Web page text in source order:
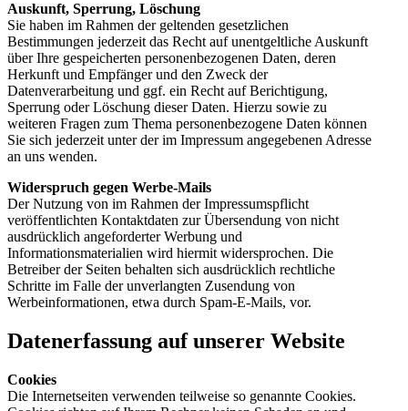
Auskunft, Sperrung, Löschung
Sie haben im Rahmen der geltenden gesetzlichen
Bestimmungen jederzeit das Recht auf unentgeltliche Auskunft
über Ihre gespeicherten personenbezogenen Daten, deren
Herkunft und Empfänger und den Zweck der
Datenverarbeitung und ggf. ein Recht auf Berichtigung,
Sperrung oder Löschung dieser Daten. Hierzu sowie zu
weiteren Fragen zum Thema personenbezogene Daten können
Sie sich jederzeit unter der im Impressum angegebenen Adresse
an uns wenden.
Widerspruch gegen Werbe-Mails
Der Nutzung von im Rahmen der Impressumspflicht
veröffentlichten Kontaktdaten zur Übersendung von nicht
ausdrücklich angeforderter Werbung und
Informationsmaterialien wird hiermit widersprochen. Die
Betreiber der Seiten behalten sich ausdrücklich rechtliche
Schritte im Falle der unverlangten Zusendung von
Werbeinformationen, etwa durch Spam-E-Mails, vor.
Datenerfassung auf unserer Website
Cookies
Die Internetseiten verwenden teilweise so genannte Cookies.